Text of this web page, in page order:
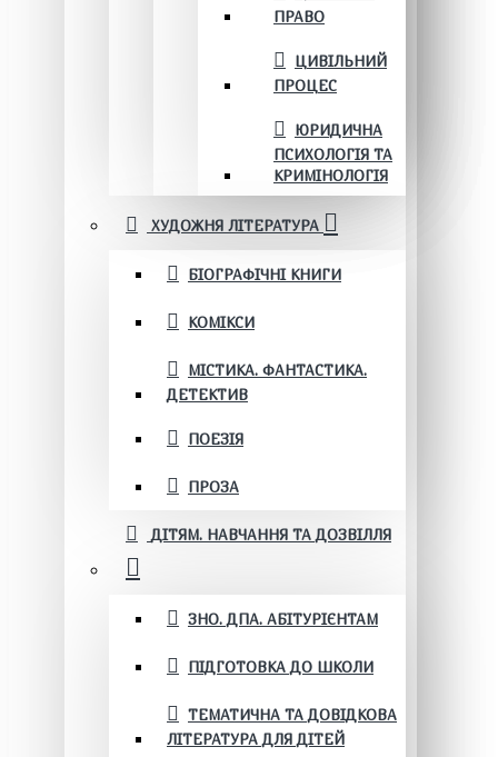
ПРАВО
ЦИВІЛЬНИЙ
ПРОЦЕС
ЮРИДИЧНА
ПСИХОЛОГІЯ ТА
КРИМІНОЛОГІЯ
ХУДОЖНЯ ЛІТЕРАТУРА
БІОГРАФІЧНІ КНИГИ
КОМІКСИ
МІСТИКА. ФАНТАСТИКА.
ДЕТЕКТИВ
ПОЕЗІЯ
ПРОЗА
ДІТЯМ. НАВЧАННЯ ТА ДОЗВІЛЛЯ
ЗНО. ДПА. АБІТУРІЄНТАМ
ПІДГОТОВКА ДО ШКОЛИ
ТЕМАТИЧНА ТА ДОВІДКОВА
ЛІТЕРАТУРА ДЛЯ ДІТЕЙ